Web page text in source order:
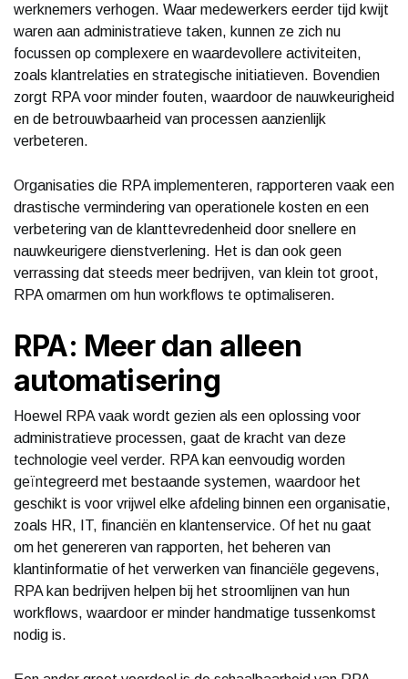
werknemers verhogen. Waar medewerkers eerder tijd kwijt
waren aan administratieve taken, kunnen ze zich nu
focussen op complexere en waardevollere activiteiten,
zoals klantrelaties en strategische initiatieven. Bovendien
zorgt RPA voor minder fouten, waardoor de nauwkeurigheid
en de betrouwbaarheid van processen aanzienlijk
verbeteren.
Organisaties die RPA implementeren, rapporteren vaak een
drastische vermindering van operationele kosten en een
verbetering van de klanttevredenheid door snellere en
nauwkeurigere dienstverlening. Het is dan ook geen
verrassing dat steeds meer bedrijven, van klein tot groot,
RPA omarmen om hun workflows te optimaliseren.
RPA: Meer dan alleen
automatisering
Hoewel RPA vaak wordt gezien als een oplossing voor
administratieve processen, gaat de kracht van deze
technologie veel verder. RPA kan eenvoudig worden
geïntegreerd met bestaande systemen, waardoor het
geschikt is voor vrijwel elke afdeling binnen een organisatie,
zoals HR, IT, financiën en klantenservice. Of het nu gaat
om het genereren van rapporten, het beheren van
klantinformatie of het verwerken van financiële gegevens,
RPA kan bedrijven helpen bij het stroomlijnen van hun
workflows, waardoor er minder handmatige tussenkomst
nodig is.